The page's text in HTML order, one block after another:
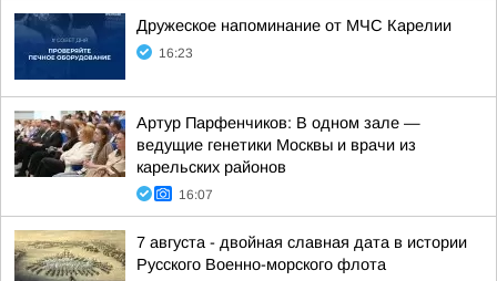
Дружеское напоминание от МЧС Карелии
16:23
Артур Парфенчиков: В одном зале —
ведущие генетики Москвы и врачи из
карельских районов
16:07
7 августа - двойная славная дата в истории
Русского Военно-морского флота